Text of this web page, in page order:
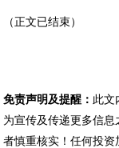
（正文已结束）
免责声明及提醒： 此文
为宣传及传递更多信
者慎重核实！任何投资